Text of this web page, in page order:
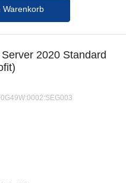
Warenkorb
Server 2020 Standard